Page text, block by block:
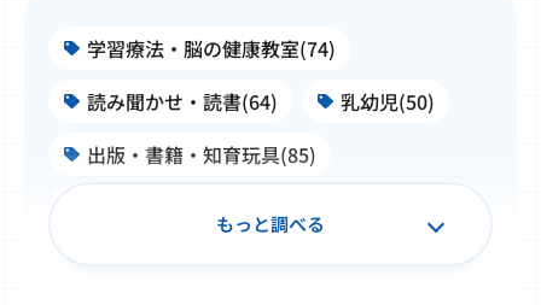
学習療法・脳の健康教室(74)
読み聞かせ・読書(64)
乳幼児(50)
出版・書籍・知育玩具(85)
もっと調べる